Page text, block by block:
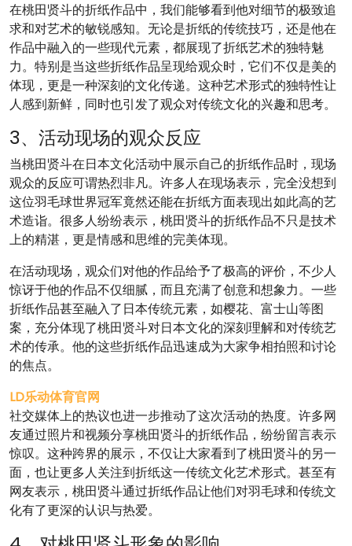
在桃田贤斗的折纸作品中，我们能够看到他对细节的极致追
求和对艺术的敏锐感知。无论是折纸的传统技巧，还是他在
作品中融入的一些现代元素，都展现了折纸艺术的独特魅
力。特别是当这些折纸作品呈现给观众时，它们不仅是美的
体现，更是一种深刻的文化传递。这种艺术形式的独特性让
人感到新鲜，同时也引发了观众对传统文化的兴趣和思考。
3、活动现场的观众反应
当桃田贤斗在日本文化活动中展示自己的折纸作品时，现场
观众的反应可谓热烈非凡。许多人在现场表示，完全没想到
这位羽毛球世界冠军竟然还能在折纸方面表现出如此高的艺
术造诣。很多人纷纷表示，桃田贤斗的折纸作品不只是技术
上的精湛，更是情感和思维的完美体现。
在活动现场，观众们对他的作品给予了极高的评价，不少人
惊讶于他的作品不仅细腻，而且充满了创意和想象力。一些
折纸作品甚至融入了日本传统元素，如樱花、富士山等图
案，充分体现了桃田贤斗对日本文化的深刻理解和对传统艺
术的传承。他的这些折纸作品迅速成为大家争相拍照和讨论
的焦点。
LD乐动体育官网
社交媒体上的热议也进一步推动了这次活动的热度。许多网
友通过照片和视频分享桃田贤斗的折纸作品，纷纷留言表示
惊叹。这种跨界的展示，不仅让大家看到了桃田贤斗的另一
面，也让更多人关注到折纸这一传统文化艺术形式。甚至有
网友表示，桃田贤斗通过折纸作品让他们对羽毛球和传统文
化有了更深的认识与热爱。